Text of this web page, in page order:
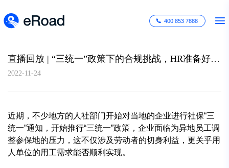
400 853 7888
直播回放 | “三统一”政策下的合规挑战，HR准备好了吗？
2022-11-24
近期，不少地方的人社部门开始对当地的企业进行社保“三
统一”通知，开始推行“三统一”政策，企业面临为异地员工调
整参保地的压力，这不仅涉及劳动者的切身利益，更关乎用
人单位的用工需求能否顺利实现。